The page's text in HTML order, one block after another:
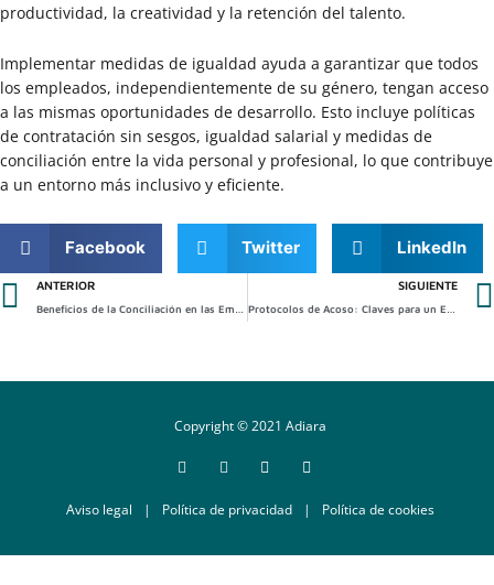
productividad, la creatividad y la retención del talento.
Implementar medidas de igualdad ayuda a garantizar que todos
los empleados, independientemente de su género, tengan acceso
a las mismas oportunidades de desarrollo. Esto incluye políticas
de contratación sin sesgos, igualdad salarial y medidas de
conciliación entre la vida personal y profesional, lo que contribuye
a un entorno más inclusivo y eficiente.
Facebook Twitter LinkedIn
Ant
ANTERIOR SIGUIENTE
Copyright © 2021 Adiara
Aviso legal | Política de privacidad | Política de cookies